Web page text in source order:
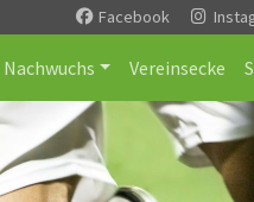
Facebook
Nachwuchs Vereinsecke